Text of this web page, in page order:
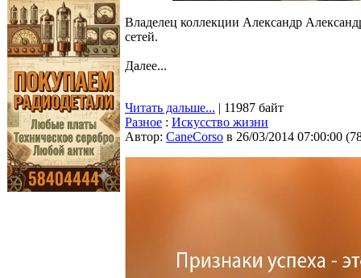
Владелец коллекции Александр
сетей.
Далее...
Читать дальше... | 11987 байт
Разное : Искусство жизни
Автор: CaneCorso в 26/03/2014 07:00:00 (